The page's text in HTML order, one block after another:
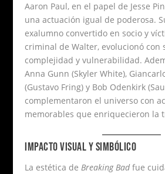
Aaron Paul, en el papel de Jesse
una actuación igual de poderosa.
exalumno convertido en socio y
criminal de Walter, evolucionó con
complejidad y vulnerabilidad.
Anna Gunn (Skyler White),
(Gustavo Fring) y Bob Odenkirk
complementaron el universo con
memorables que enriquecieron la
IMPACTO VISUAL Y SIMBÓLICO
La estética de Breaking Badfue